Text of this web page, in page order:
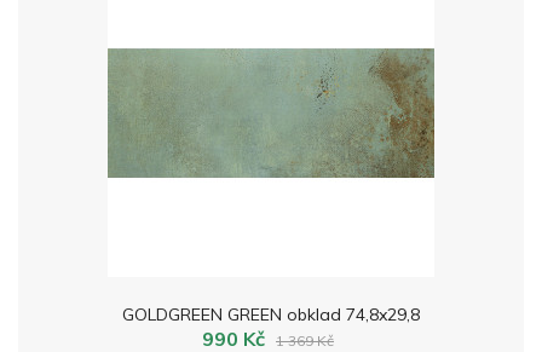
GOLDGREEN GREEN obklad 74,8x29,8
990 Kč 1 369 Kč